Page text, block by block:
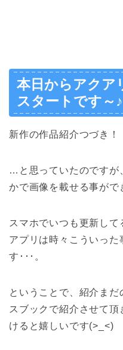
本日からアクア
スタートです～♪
新作の作品紹介つづき！
…と思っていたのですが
かで画像を載せる事がで
スマホでいつも更新し
アプリは時々こういっ
す･･･。
ということで、紹介まだ
スブックで紹介させて
けると嬉しいです(>_<)